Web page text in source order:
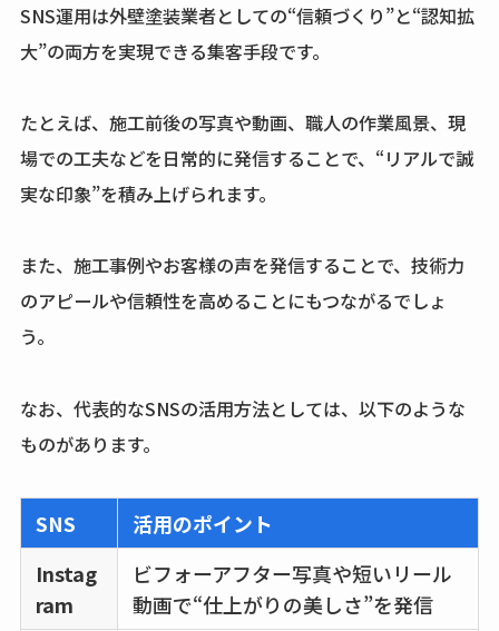
SNS運用は外壁塗装業者としての“信頼づくり”と“認知拡
大”の両方を実現できる集客手段です。
たとえば、施工前後の写真や動画、職人の作業風景、現
場での工夫などを日常的に発信することで、“リアルで誠
実な印象”を積み上げられます。
また、施工事例やお客様の声を発信することで、技術力
のアピールや信頼性を高めることにもつながるでしょ
う。
なお、代表的なSNSの活用方法としては、以下のような
ものがあります。
SNS
活用のポイント
Instag
ram
ビフォーアフター写真や短いリール
動画で“仕上がりの美しさ”を発信